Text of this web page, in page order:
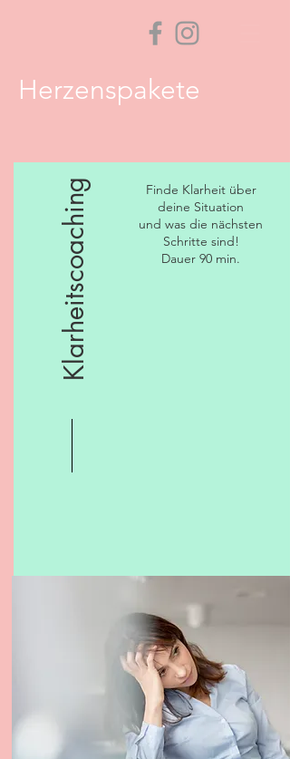
Herzenspakete
Klarheitscoaching
Finde Klarheit über
deine Situation
und was die nächsten
Schritte sind!
Dauer 90 min.